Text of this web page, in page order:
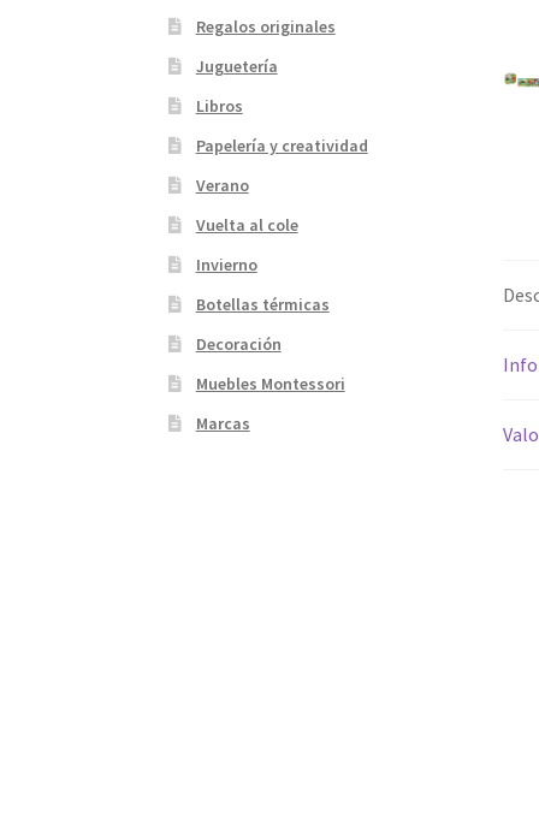
Regalos originales
Juguetería
Libros
Papelería y creatividad
Verano
Vuelta al cole
Invierno
Botellas térmicas
Decoración
Muebles Montessori
Marcas